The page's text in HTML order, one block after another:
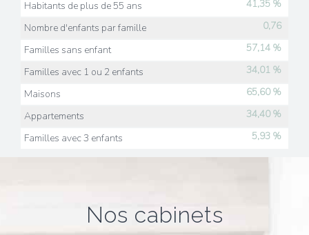
Habitants de plus de 55 ans
41,35 %
Nombre d'enfants par famille
0,76
Familles sans enfant
57,14 %
Familles avec 1 ou 2 enfants
34,01 %
Maisons
65,60 %
Appartements
34,40 %
Familles avec 3 enfants
5,93 %
nos cabinets